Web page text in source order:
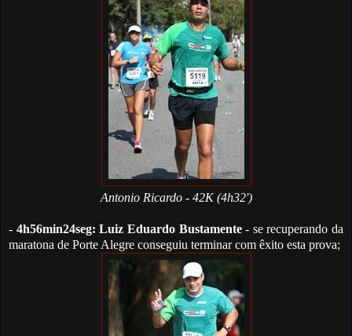
Antonio Ricardo - 42K (4h32')
- 4h56min24seg: Luiz Eduardo Bustamente- se recuperando da
maratona de Porte Alegre conseguiu terminar com êxito esta prova;